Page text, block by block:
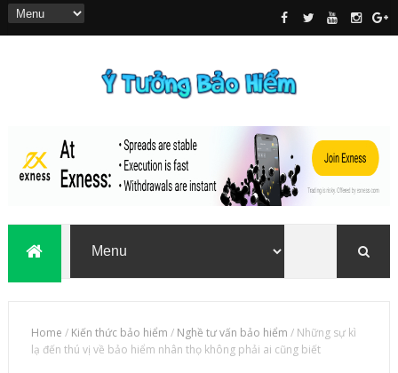
Home / Kiến thức bảo hiểm / Nghề tư vấn bảo hiểm / Những sự kì
lạ đến thú vị về bảo hiểm nhân thọ không phải ai cũng biết